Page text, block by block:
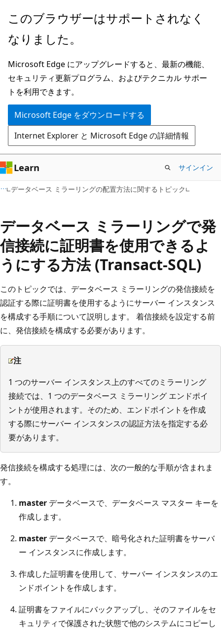
メ
ン
ン
テ
ン
ツ
に
ス
キ
ッ
プ
このブラウザーはサポートされなく
なりました。
Microsoft Edge にアップグレードすると、最新の機能、
セキュリティ更新プログラム、およびテクニカル サポー
トを利用できます。
Microsoft Edge をダウンロードする
Internet Explorer と Microsoft Edge の詳細情報
Learn サインイン
データベース ミラーリングの配置方法に関するトピック
データベース ミラーリングで発
信接続に証明書を使用できるよ
うにする方法 (Transact-SQL)
このトピックでは、データベース ミラーリングの発信接続を
認証する際に証明書を使用するようにサーバー インスタンス
を構成する手順について説明します。 着信接続を設定する前
に、発信接続を構成する必要があります。
注
1 つのサーバー インスタンス上のすべてのミラーリング
接続では、1 つのデータベース ミラーリング エンドポイ
ントが使用されます。そのため、エンドポイントを作成
する際にサーバー インスタンスの認証方法を指定する必
要があります。
発信接続を構成する処理には、次の一般的な手順が含まれま
す。
master データベースで、データベース マスター キーを
作成します。
master データベースで、暗号化された証明書をサーバ
ー インスタンスに作成します。
作成した証明書を使用して、サーバー インスタンスのエ
ンドポイントを作成します。
証明書をファイルにバックアップし、そのファイルをセ
キュリティで保護された状態で他のシステムにコピーし